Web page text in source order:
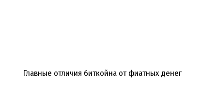
Главные отличия биткойна от фиатных денег